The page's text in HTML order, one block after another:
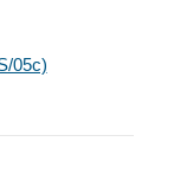
05c)